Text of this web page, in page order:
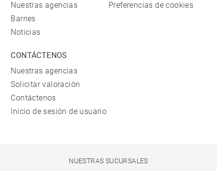
Nuestras agencias
Barnes
Noticias
Preferencias de cookies
CONTÁCTENOS
Nuestras agencias
Solicitar valoración
Contáctenos
Inicio de sesión de usuario
NUESTRAS SUCURSALES